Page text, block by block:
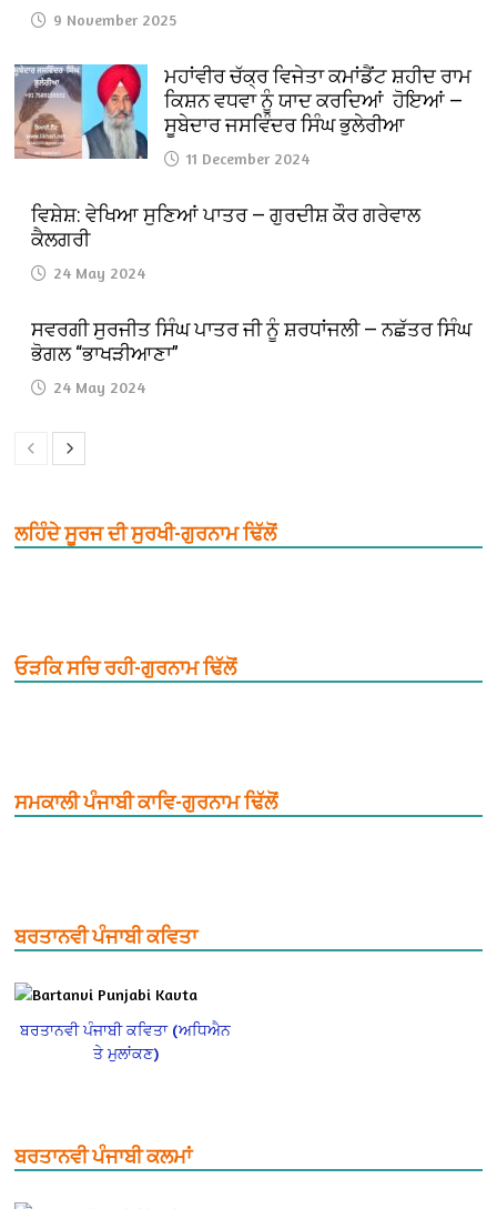
9 November 2025
ਮਹਾਂਵੀਰ ਚੱਕ੍ਰ ਵਿਜੇਤਾ ਕਮਾਂਡੈਂਟ ਸ਼ਹੀਦ ਰਾਮ
ਕਿਸ਼ਨ ਵਧਵਾ ਨੂੰ ਯਾਦ ਕਰਦਿਆਂ ਹੋਇਆਂ —
ਸੂਬੇਦਾਰ ਜਸਵਿੰਦਰ ਸਿੰਘ ਭੁਲੇਰੀਆ
11 December 2024
ਵਿਸ਼ੇਸ਼: ਵੇਖਿਆ ਸੁਣਿਆਂ ਪਾਤਰ — ਗੁਰਦੀਸ਼ ਕੌਰ ਗਰੇਵਾਲ
ਕੈਲਗਰੀ
24 May 2024
ਸਵਰਗੀ ਸੁਰਜੀਤ ਸਿੰਘ ਪਾਤਰ ਜੀ ਨੂੰ ਸ਼ਰਧਾਂਜਲੀ — ਨਛੱਤਰ ਸਿੰਘ
ਭੋਗਲ “ਭਾਖੜੀਆਣਾ”
24 May 2024
ਲਹਿੰਦੇ ਸੂਰਜ ਦੀ ਸੁਰਖੀ-ਗੁਰਨਾਮ ਢਿੱਲੋਂ
ਓੜਕਿ ਸਚਿ ਰਹੀ-ਗੁਰਨਾਮ ਢਿੱਲੋਂ
ਸਮਕਾਲੀ ਪੰਜਾਬੀ ਕਾਵਿ-ਗੁਰਨਾਮ ਢਿੱਲੋਂ
ਬਰਤਾਨਵੀ ਪੰਜਾਬੀ ਕਵਿਤਾ
ਬਰਤਾਨਵੀ ਪੰਜਾਬੀ ਕਵਿਤਾ (ਅਧਿਐਨ
ਤੇ ਮੁਲਾਂਕਣ)
ਬਰਤਾਨਵੀ ਪੰਜਾਬੀ ਕਲਮਾਂ